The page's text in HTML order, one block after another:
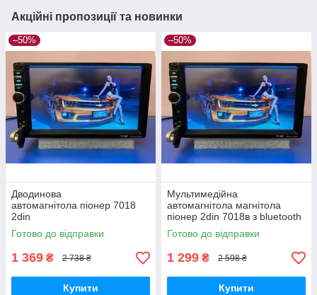
Акційні пропозиції та новинки
–50%
Дводинова
автомагнітола піонер 7018
2din
Bluetooth, мр3, USB, Мультим
едійна процесорна
магнітола з екраном 7
дюймів і блютузом
Готово до відправки
1 369 ₴ 2 738 ₴
Купити
–50%
Мультимедійна
автомагнітола магнітола
піонер 2din 7018в з bluetooth
USB мр3 mp5 з екраном 7
дюймів в авто машину
Готово до відправки
1 299 ₴ 2 598 ₴
Купити